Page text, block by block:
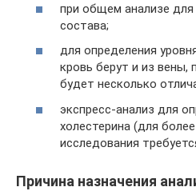
при общем анализе для
состава;
для определения
кровь берут и из вены,
будет несколько
экспресс-анализ для
холестерина (для
исследования
Причина назначения